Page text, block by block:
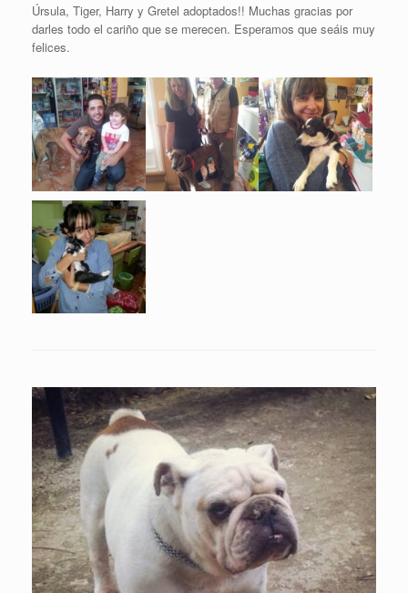
Úrsula, Tiger, Harry y Gretel adoptados!! Muchas gracias por
darles todo el cariño que se merecen. Esperamos que seáis muy
felices.